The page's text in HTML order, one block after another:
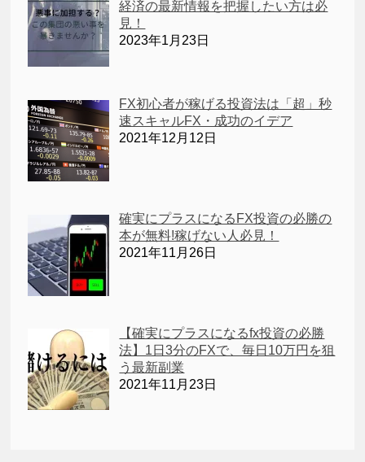
経済の最新情報を把握したい方は必
見！
2023年1月23日
FX初心者が稼げる投資法は「超」秒
速スキャルFX・成功のイデア
2021年12月12日
確実にプラスになるFX投資の必勝の
本が無料!稼げない人必見！
2021年11月26日
【確実にプラスになるfx投資の必勝
法】1日3分のFXで、毎日10万円を狙
う最新副業
2021年11月23日